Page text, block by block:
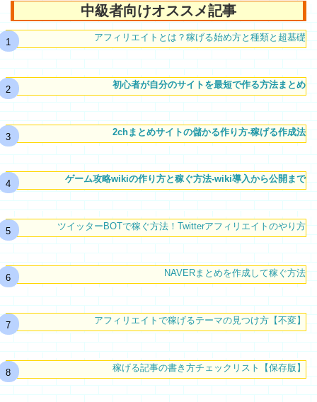
中級者向けオススメ記事
アフィリエイトとは？稼げる始め方と種類と超基礎
初心者が自分のサイトを最短で作る方法まとめ
2chまとめサイトの儲かる作り方-稼げる作成法
ゲーム攻略wikiの作り方と稼ぐ方法-wiki導入から公開まで
ツイッターBOTで稼ぐ方法！Twitterアフィリエイトのやり方
NAVERまとめを作成して稼ぐ方法
アフィリエイトで稼げるテーマの見つけ方【不変】
稼げる記事の書き方チェックリスト【保存版】